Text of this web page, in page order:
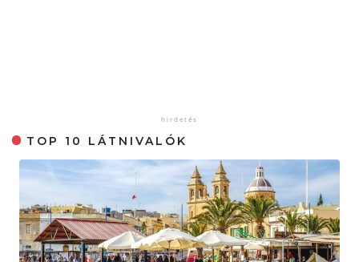
TOP 10 LÁTNIVALÓK